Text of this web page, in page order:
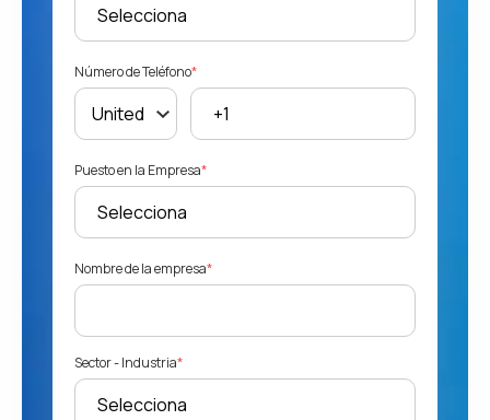
Número de Teléfono*
Puesto en la Empresa*
Nombre de la empresa*
Sector - Industria*